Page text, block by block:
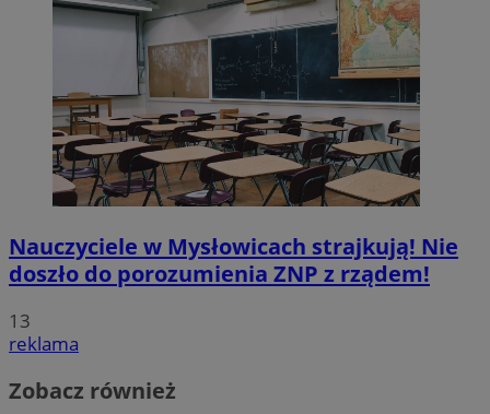
Nauczyciele w Mysłowicach strajkują! Nie
doszło do porozumienia ZNP z rządem!
13
reklama
Zobacz również